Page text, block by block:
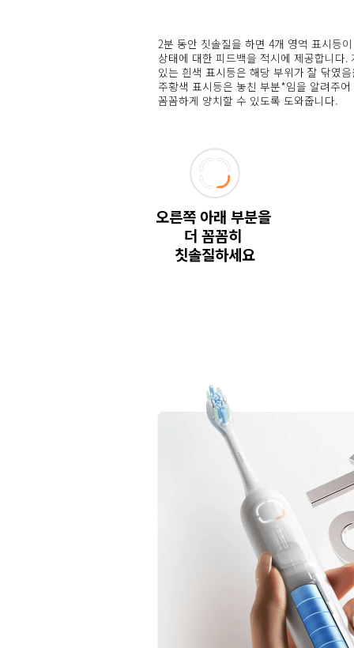
2분 동안 칫솔질을 하면 4개 영역 표시등
상태에 대한 피드백을 적시에 제공합니다
있는 흰색 표시등은 해당 부위가 잘 닦였
주황색 표시등은 놓친 부분*임을 알려주
꼼꼼하게 양치할 수 있도록 도와줍니다.
오른쪽 아래 부분을
더 꼼꼼히
칫솔질하세요